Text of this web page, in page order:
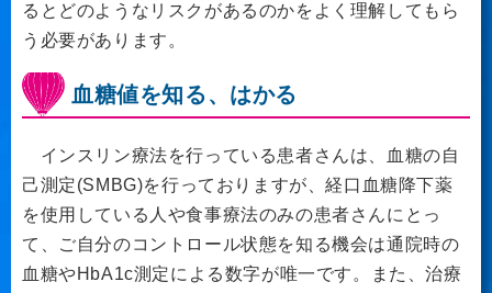
るとどのようなリスクがあるのかをよく理解してもら
う必要があります。
血糖値を知る、はかる
インスリン療法を行っている患者さんは、血糖の自
己測定(SMBG)を行っておりますが、経口血糖降下薬
を使用している人や食事療法のみの患者さんにとっ
て、ご自分のコントロール状態を知る機会は通院時の
血糖やHbA1c測定による数字が唯一です。また、治療